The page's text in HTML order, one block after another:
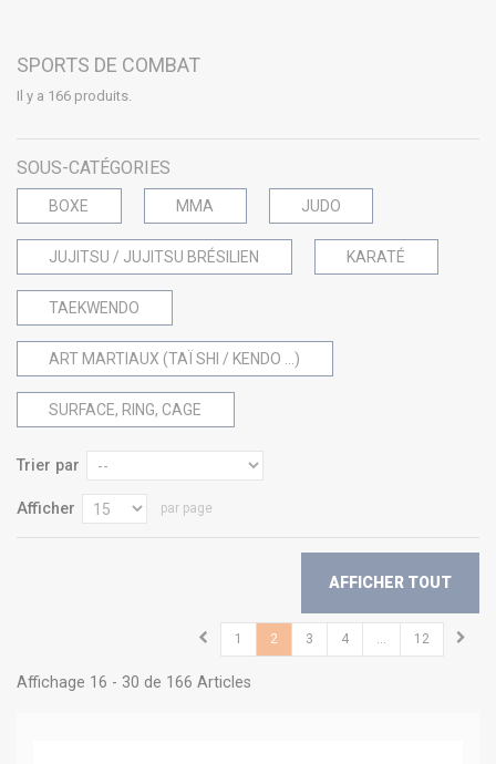
SPORTS DE COMBAT
Il y a 166 produits.
SOUS-CATÉGORIES
BOXE MMA JUDO
JUJITSU / JUJITSU BRÉSILIEN KARATÉ
TAEKWENDO
ART MARTIAUX (TAÏ SHI / KENDO ...)
SURFACE, RING, CAGE
Trier par
Afficher par page
AFFICHER TOUT
1 2 3 4 ... 12
Affichage 16 - 30 de 166 Articles